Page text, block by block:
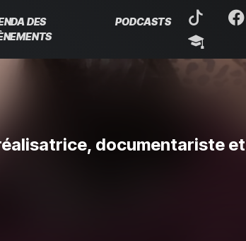
DES
PODCASTS
documentariste et